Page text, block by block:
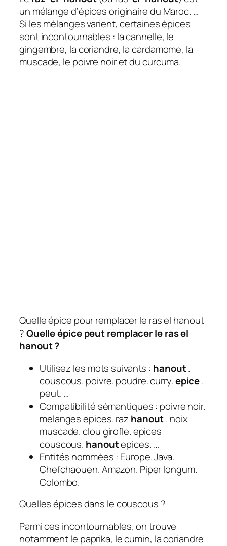
un mélange d’épices originaire du Maroc. …
Si les mélanges varient, certaines épices
sont incontournables : la cannelle, le
gingembre, la coriandre, la cardamome, la
muscade, le poivre noir et du curcuma.
Quelle épice pour remplacer le ras el hanout
?Quelle épicepeutremplacerleras el
hanout?
Utilisez les mots suivants : hanout.
couscous. poivre. poudre. curry.epice.
peut. …
Compatibilité sémantiques : poivre noir.
melanges epices. raz hanout. noix
muscade. clou girofle. epices
couscous. hanoutepices. …
Entités nommées : Europe. Java.
Chefchaouen. Amazon. Piper longum.
Colombo.
Quelles épices dans le couscous ?
Parmi ces incontournables, on trouve
notamment le paprika, le cumin, la coriandre